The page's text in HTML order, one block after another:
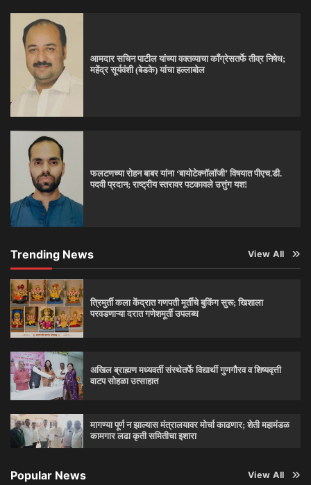
आमदार सचिन पाटील यांच्या वक्तव्याचा काँग्रेसतर्फे तीव्र निषेध;
महेंद्र सूर्यवंशी (बेडके) यांचा हल्लाबोल
फलटणच्या रोहन बाबर यांना ‘बायोटेक्नॉलॉजी’ विषयात पीएच.डी.
पदवी प्रदान; राष्ट्रीय स्तरावर पटकावले उत्तुंग यश!
Trending News View All
त्रिमुर्ती कला केंद्रात गणपती मूर्तींचे बुकिंग सुरू; खिशाला
परवडणाऱ्या दरात गणेशमूर्ती उपलब्ध
अखिल ब्राह्मण मध्यवर्ती संस्थेतर्फे विद्यार्थी गुणगौरव व शिष्यवृत्ती
वाटप सोहळा उत्साहात
मागण्या पूर्ण न झाल्यास मंत्रालयावर मोर्चा काढणार; शेती महामंडळ
कामगार लढा कृती समितीचा इशारा
Popular News View All